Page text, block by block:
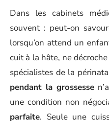
Dans les cabinets
souvent : peut-on
lorsqu’on attend un
cuit à la hâte, ne
spécialistes de la
pendant la grossesse
une condition non
parfaite. Seule une